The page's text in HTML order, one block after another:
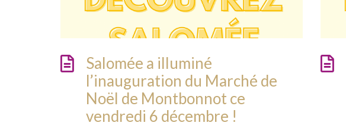
Salomée a illuminé
l’inauguration du Marché de
Noël de Montbonnot ce
vendredi 6 décembre !